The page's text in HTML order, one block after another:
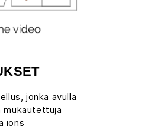
jonka avulla
mukautettuja
ions